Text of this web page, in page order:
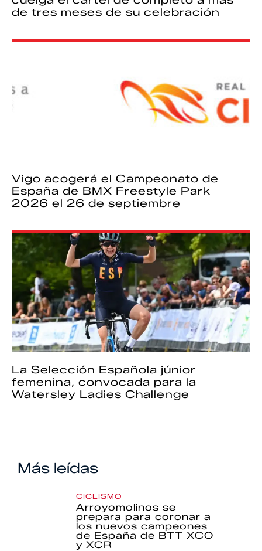
de tres meses de su celebración
Vigo acogerá el Campeonato de
España de BMX Freestyle Park
2026 el 26 de septiembre
La Selección Española júnior
femenina, convocada para la
Watersley Ladies Challenge
Más leídas
CICLISMO
Arroyomolinos se
prepara para coronar a
los nuevos campeones
de España de BTT XCO
y XCR